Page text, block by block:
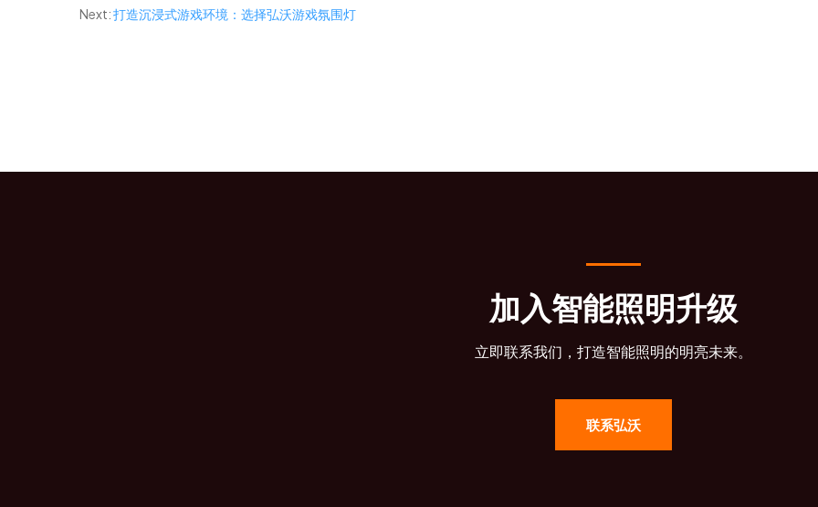
Next:打造沉浸式游戏环境：选择弘沃游戏氛围灯
加入智能照明升级
立即联系我们，打造智能照明的明亮未来。
联系弘沃